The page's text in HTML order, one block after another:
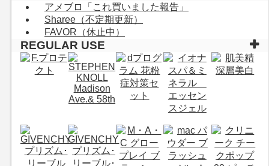
アメブロ「これ買いました報告」
Sharee（不定期更新）
FAVOR（休止中）
REGULAR USE